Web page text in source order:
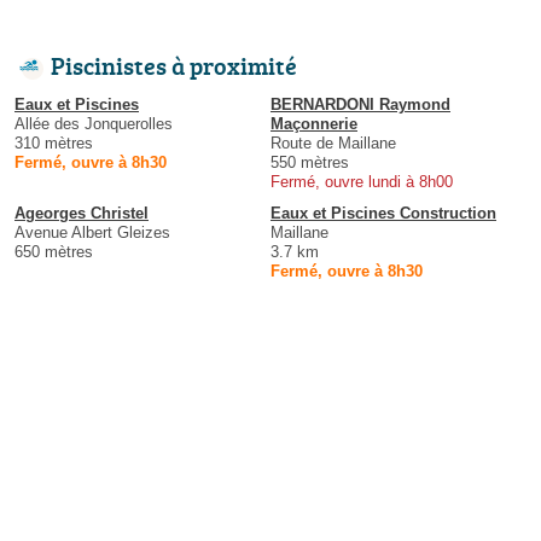
Piscinistes à proximité
Eaux et Piscines
Allée des Jonquerolles
310 mètres
Fermé, ouvre à 8h30
BERNARDONI Raymond
Maçonnerie
Route de Maillane
550 mètres
Fermé, ouvre lundi à 8h00
Ageorges Christel
Avenue Albert Gleizes
650 mètres
Eaux et Piscines Construction
Maillane
3.7 km
Fermé, ouvre à 8h30